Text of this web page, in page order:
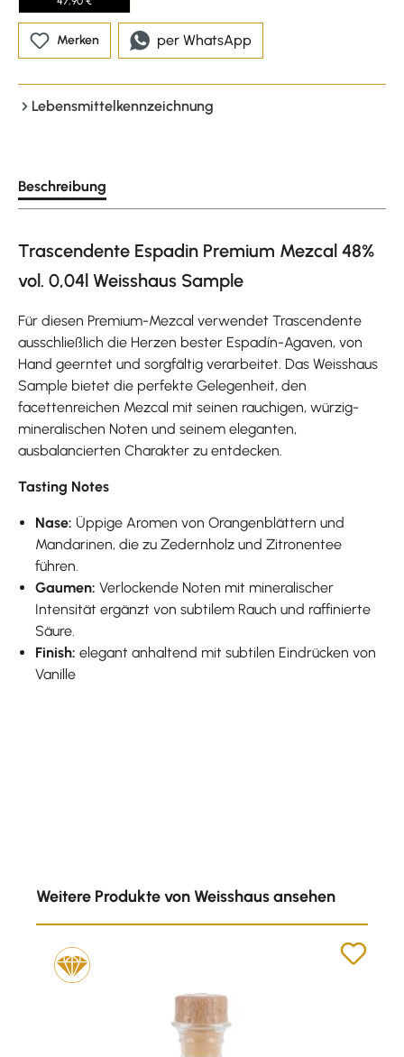
Merken per WhatsApp
Lebensmittelkennzeichnung
Beschreibung
Trascendente Espadin Premium Mezcal 48%
vol. 0,04l Weisshaus Sample
Für diesen Premium-Mezcal verwendet Trascendente
ausschließlich die Herzen bester Espadín-Agaven, von
Hand geerntet und sorgfältig verarbeitet. Das Weisshaus
Sample bietet die perfekte Gelegenheit, den
facettenreichen Mezcal mit seinen rauchigen, würzig-
mineralischen Noten und seinem eleganten,
ausbalancierten Charakter zu entdecken.
Tasting Notes
Nase: Üppige Aromen von Orangenblättern und
Mandarinen, die zu Zedernholz und Zitronentee
führen.
Gaumen: Verlockende Noten mit mineralischer
Intensität ergänzt von subtilem Rauch und raffinierte
Säure.
Finish:elegant anhaltend mit subtilen Eindrücken von
Vanille
Weitere Produkte von Weisshaus ansehen